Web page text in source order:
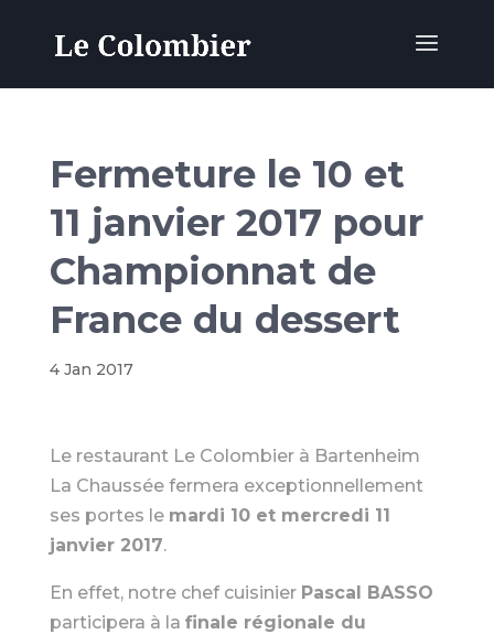
Fermeture le 10 et
11 janvier 2017 pour
Championnat de
France du dessert
4 Jan 2017
Le restaurant Le Colombier à Bartenheim
La Chaussée fermera exceptionnellement
ses portes le mardi 10 et mercredi 11
janvier 2017.
En effet, notre chef cuisinier Pascal BASSO
participera à la finale régionale du